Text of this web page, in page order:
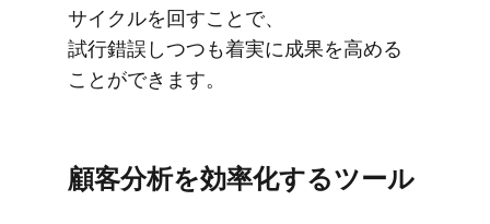
サイクルを​回す​ことで、​
試行錯誤しつつも​着実に​成果を​高める​
ことができます。
顧客分析を​効率化する​ツール